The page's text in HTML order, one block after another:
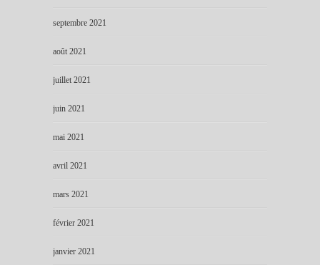
septembre 2021
août 2021
juillet 2021
juin 2021
mai 2021
avril 2021
mars 2021
février 2021
janvier 2021